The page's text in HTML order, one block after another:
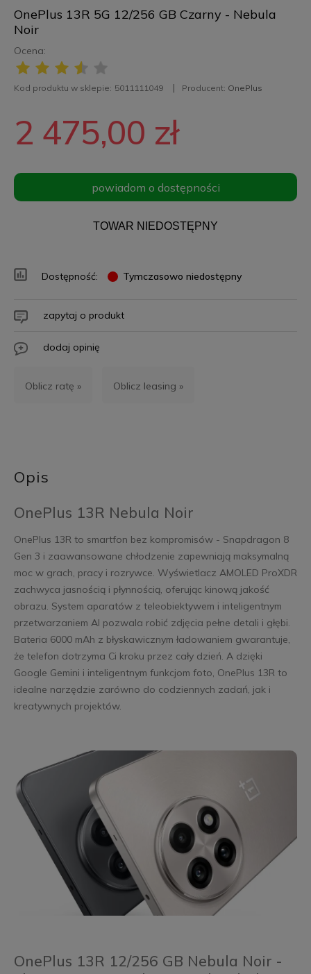
OnePlus 13R 5G 12/256 GB Czarny - Nebula
Noir
Ocena:
Kod produktu w sklepie: 5011111049 Producent: OnePlus
2 475,00 zł
powiadom o dostępności
TOWAR NIEDOSTĘPNY
Dostępność: Tymczasowo niedostępny
zapytaj o produkt
dodaj opinię
Oblicz ratę » Oblicz leasing »
Opis
OnePlus 13R Nebula Noir
OnePlus 13R to smartfon bez kompromisów - Snapdragon 8
Gen 3 i zaawansowane chłodzenie zapewniają maksymalną
moc w grach, pracy i rozrywce. Wyświetlacz AMOLED ProXDR
zachwyca jasnością i płynnością, oferując kinową jakość
obrazu. System aparatów z teleobiektywem i inteligentnym
przetwarzaniem AI pozwala robić zdjęcia pełne detali i głębi.
Bateria 6000 mAh z błyskawicznym ładowaniem gwarantuje,
że telefon dotrzyma Ci kroku przez cały dzień. A dzięki
Google Gemini i inteligentnym funkcjom foto, OnePlus 13R to
idealne narzędzie zarówno do codziennych zadań, jak i
kreatywnych projektów.
OnePlus 13R 12/256 GB Nebula Noir -